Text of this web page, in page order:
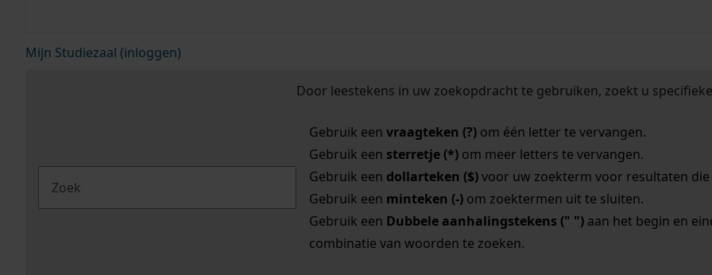
Mijn Studiezaal (inloggen)
Door leestekens in uw zoekopdracht te gebruiken, zoekt u
Gebruik een vraagteken (?)om één letter te vervangen.
Gebruik een sterretje (*)om meer letters te vervangen.
Gebruik een dollarteken ($)voor uw zoekterm voor resultaten die
Gebruik een minteken (-)om zoektermen uit te sluiten.
Gebruik een Dubbele aanhalingstekens (" ")aan het begin en
combinatie van woorden te zoeken.